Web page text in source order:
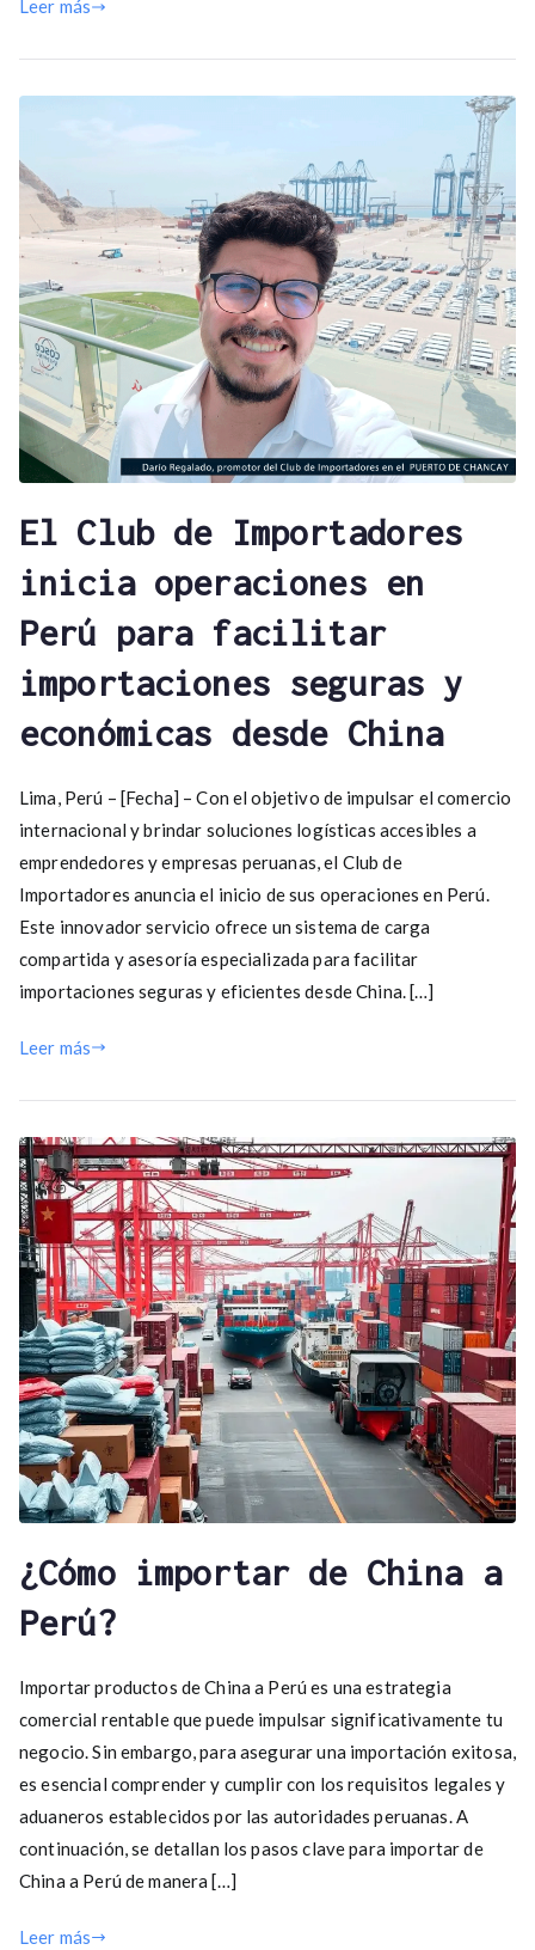
Leer más
El Club de Importadores
inicia operaciones en
Perú para facilitar
importaciones seguras y
económicas desde China
Lima, Perú – [Fecha] – Con el objetivo de impulsar el comercio
internacional y brindar soluciones logísticas accesibles a
emprendedores y empresas peruanas, el Club de
Importadores anuncia el inicio de sus operaciones en Perú.
Este innovador servicio ofrece un sistema de carga
compartida y asesoría especializada para facilitar
importaciones seguras y eficientes desde China. […]
Leer más
¿Cómo importar de China a
Perú?
Importar productos de China a Perú es una estrategia
comercial rentable que puede impulsar significativamente tu
negocio. Sin embargo, para asegurar una importación exitosa,
es esencial comprender y cumplir con los requisitos legales y
aduaneros establecidos por las autoridades peruanas. A
continuación, se detallan los pasos clave para importar de
China a Perú de manera […]
Leer más